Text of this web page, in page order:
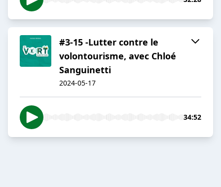
#3-15 -Lutter contre le
volontourisme, avec Chloé
Sanguinetti
2024-05-17
34:52